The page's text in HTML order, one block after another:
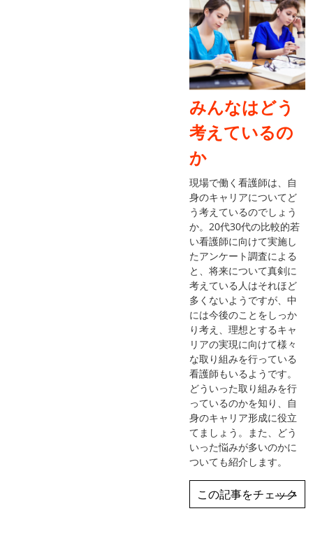
みんなはどう
考えているの
か
現場で働く看護師は、自
身のキャリアについてど
う考えているのでしょう
か。20代30代の比較的若
い看護師に向けて実施し
たアンケート調査による
と、将来について真剣に
考えている人はそれほど
多くないようですが、中
には今後のことをしっか
り考え、理想とするキャ
リアの実現に向けて様々
な取り組みを行っている
看護師もいるようです。
どういった取り組みを行
っているのかを知り、自
身のキャリア形成に役立
てましょう。また、どう
いった悩みが多いのかに
ついても紹介します。
この記事をチェック